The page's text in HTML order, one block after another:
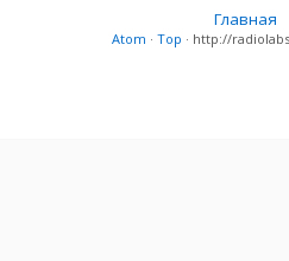
Главная
Atom · Top · http://